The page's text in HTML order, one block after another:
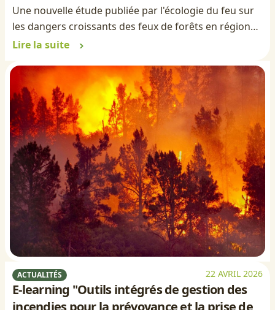
Une nouvelle étude publiée par l'écologie du feu sur
les dangers croissants des feux de forêts en région…
Lire la suite
ACTUALITÉS 22 AVRIL 2026
E-learning "Outils intégrés de gestion des
incendies pour la prévoyance et la prise de